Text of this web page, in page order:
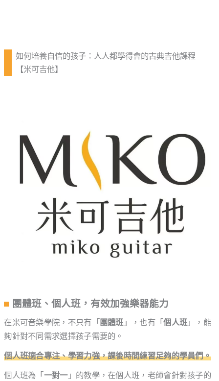
如何培養自信的孩子：人人都學得會的古典吉他課程
【米可吉他】
團體班、個人班，有效加強樂器能力
在米可音樂學院，不只有「 團體班 」，也有「個人班 」，能
夠針對不同需求選擇孩子需要的。
個人班適合專注、學習力強，課後時間練習足夠的學員們。
個人班為「 一對一」的教學，在個人班，老師會針對孩子的